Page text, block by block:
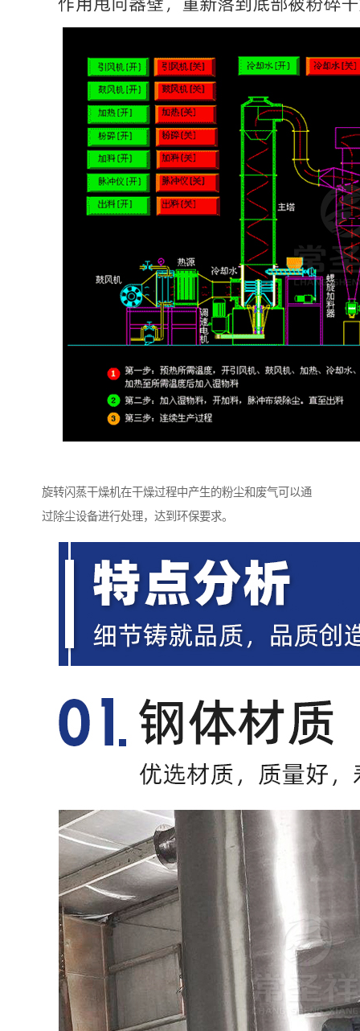
旋转闪蒸干燥机在干燥过程中产生的粉尘和废气可以通
过除尘设备进行处理，达到环保要求。